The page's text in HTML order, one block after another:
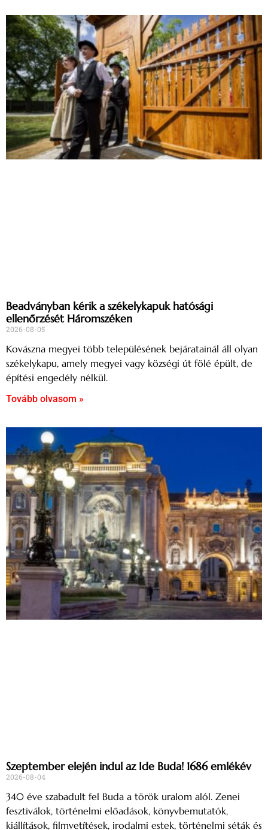
Beadványban kérik a székelykapuk hatósági
ellenőrzését Háromszéken
2026-08-05
Kovászna megyei több településének bejáratainál áll olyan
székelykapu, amely megyei vagy községi út fölé épült, de
építési engedély nélkül.
Tovább olvasom »
Szeptember elején indul az Ide Buda! 1686 emlékév
2026-08-04
340 éve szabadult fel Buda a török uralom alól. Zenei
fesztiválok, történelmi előadások, könyvbemutatók,
kiállítások, filmvetítések, irodalmi estek, történelmi séták és